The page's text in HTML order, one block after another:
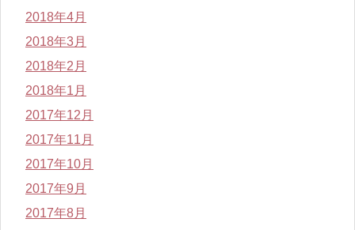
2018年4月
2018年3月
2018年2月
2018年1月
2017年12月
2017年11月
2017年10月
2017年9月
2017年8月